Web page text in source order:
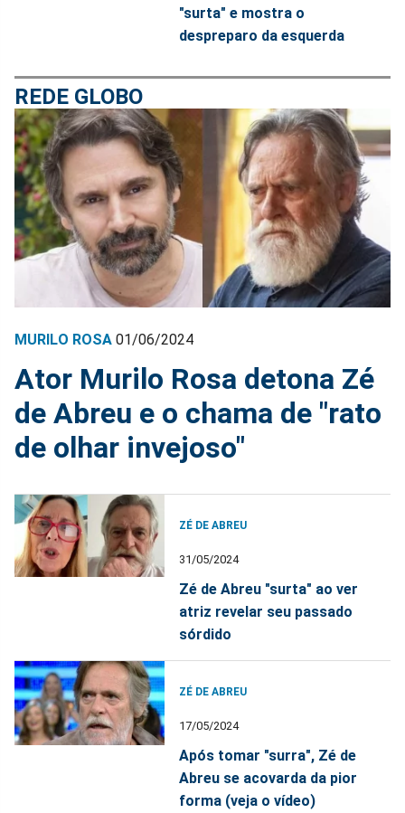
"surta" e mostra o
despreparo da esquerda
REDE GLOBO
MURILO ROSA 01/06/2024
Ator Murilo Rosa detona Zé
de Abreu e o chama de "rato
de olhar invejoso"
ZÉ DE ABREU
31/05/2024
Zé de Abreu "surta" ao ver
atriz revelar seu passado
sórdido
ZÉ DE ABREU
17/05/2024
Após tomar "surra", Zé de
Abreu se acovarda da pior
forma (veja o vídeo)